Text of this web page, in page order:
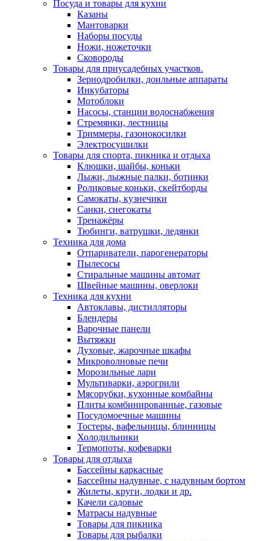
Посуда и товары для кухни
Казаны
Мантоварки
Наборы посуды
Ножи, ножеточки
Сковороды
Товары для приусадебных участков.
Зернодробилки, доильные аппараты
Инкубаторы
Мотоблоки
Насосы, станции водоснабжения
Стремянки, лестницы
Триммеры, газонокосилки
Электросушилки
Товары для спорта, пикника и отдыха
Клюшки, шайбы, коньки
Лыжи, лыжные палки, ботинки
Роликовые коньки, скейтборды
Самокаты, кузнечики
Санки, снегокаты
Тренажёры
Тюбинги, ватрушки, ледянки
Техника для дома
Отпариватели, парогенераторы
Пылесосы
Стиральные машины автомат
Швейные машины, оверлоки
Техника для кухни
Автоклавы, дистилляторы
Блендеры
Варочные панели
Вытяжки
Духовые, жарочные шкафы
Микроволновые печи
Морозильные лари
Мультиварки, аэрогрили
Мясорубки, кухонные комбайны
Плиты комбинированные, газовые
Посудомоечные машины
Тостеры, вафельницы, блинницы
Холодильники
Термопоты, кофеварки
Товары для отдыха
Бассейны каркасные
Бассейны надувные, с надувным бортом
Жилеты, круги, лодки и др.
Качели садовые
Матрасы надувные
Товары для пикника
Товары для рыбалки